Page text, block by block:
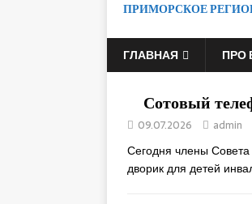
ПРИМОРСКОЕ
ГЛАВНАЯ ПРО
Сотовый
09.07.2026 admin
Сегодня члены
дворик для детей